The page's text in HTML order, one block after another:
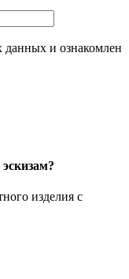
данных и ознакомлен
изделия с